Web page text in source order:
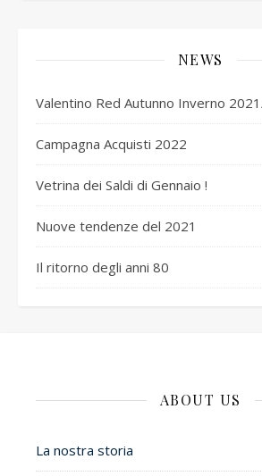
NEWS
Valentino Red Autunno Inverno
Campagna Acquisti 2022
Vetrina dei Saldi di Gennaio !
Nuove tendenze del 2021
Il ritorno degli anni 80
ABOUT US
La nostra storia